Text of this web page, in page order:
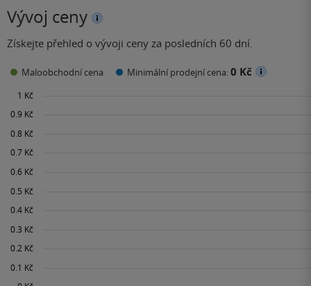
Vývoj ceny
Získejte přehled o vývoji ceny za posledních 60 dní.
Maloobchodní cena Minimální prodejní cena:0 Kč